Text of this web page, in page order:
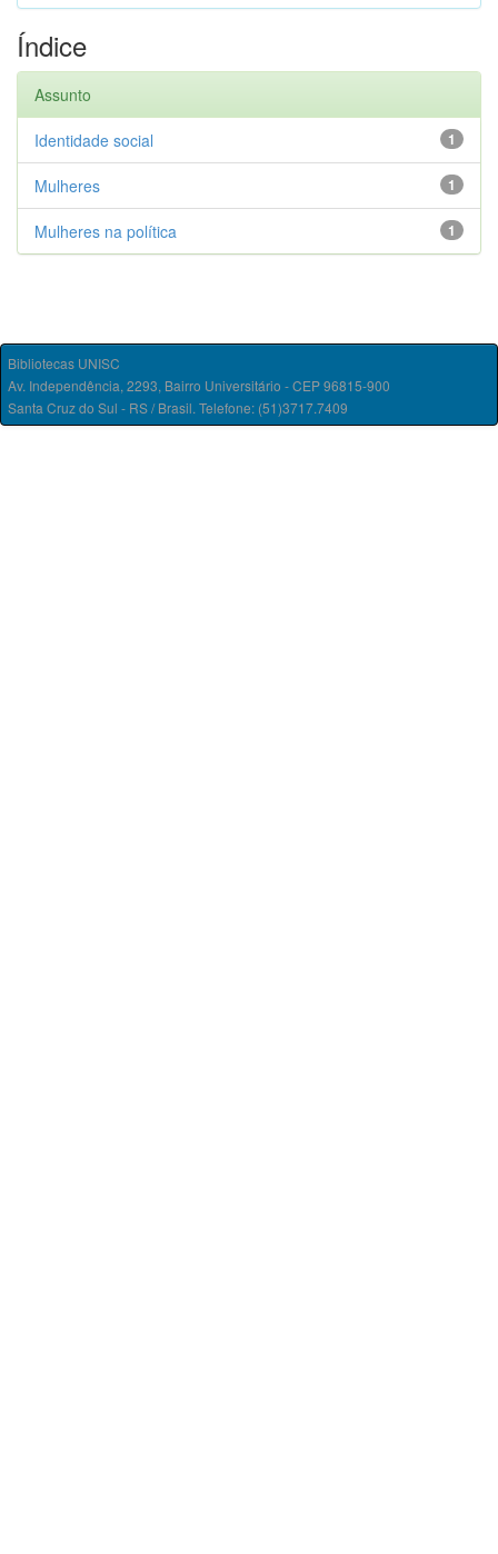
Índice
Assunto
1
Identidade social
1
Mulheres
1
Mulheres na política
Bibliotecas UNISC
Av. Independência, 2293, Bairro Universitário - CEP 96815-900
Santa Cruz do Sul - RS / Brasil. Telefone: (51)3717.7409